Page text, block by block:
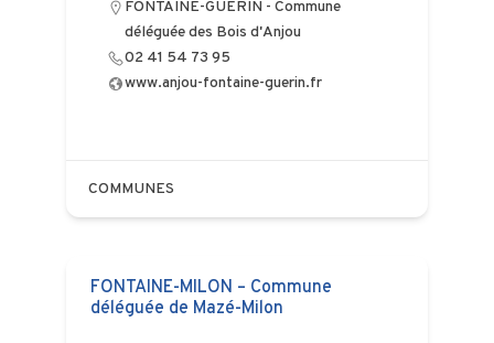
FONTAINE-GUERIN - Commune
déléguée des Bois d'Anjou
02 41 54 73 95
www.anjou-fontaine-guerin.fr
COMMUNES
FONTAINE-MILON – Commune
déléguée de Mazé-Milon